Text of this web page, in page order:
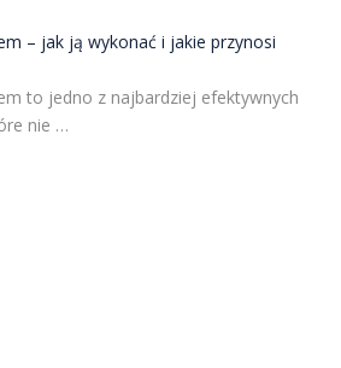
– jak ją wykonać i jakie przynosi
to jedno z najbardziej efektywnych
nie …